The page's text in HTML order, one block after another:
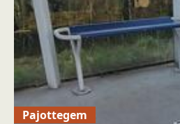
Pajottegem